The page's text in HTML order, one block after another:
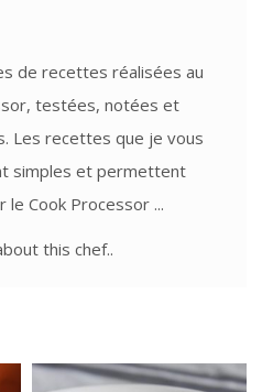
de recettes réalisées au
testées, notées et
Les recettes que je vous
simples et permettent
le Cook Processor ...
this chef..